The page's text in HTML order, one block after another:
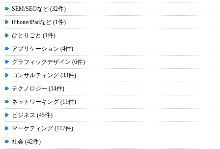
SEM/SEOなど (32件)
iPhone/iPadなど (1件)
ひとりごと (1件)
アプリケーション (4件)
グラフィックデザイン (6件)
コンサルティング (33件)
テクノロジー (14件)
ネットワーキング (11件)
ビジネス (45件)
マーケティング (117件)
社会 (42件)